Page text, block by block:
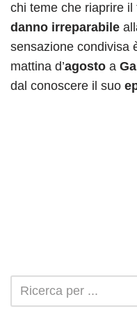
chi teme che riaprire
danno irreparabile
sensazione condivisa
mattina d’agosto a
dal conoscere il suo